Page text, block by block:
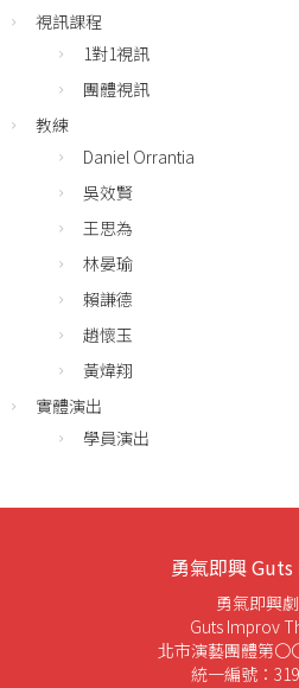
視訊課程
1對1視訊
團體視訊
教練
Daniel Orrantia
吳效賢
王思為
林晏瑜
賴謙德
趙懷玉
黃煒翔
實體演出
學員演出
勇氣即興
勇氣即興
Guts Improv
北市演藝團體第〇
統一編號：